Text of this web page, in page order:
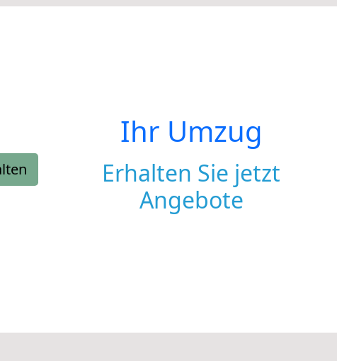
Ihr Umzug
Erhalten Sie jetzt
Angebote